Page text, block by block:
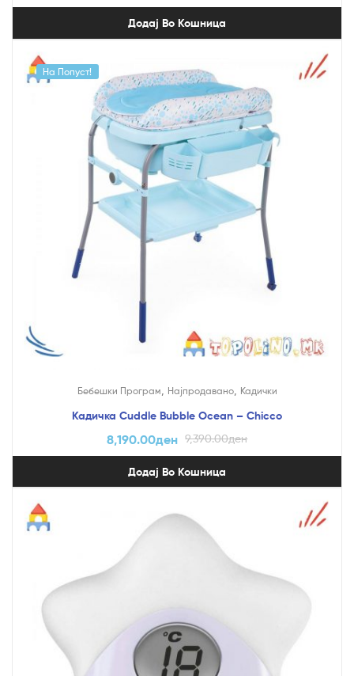
Додај Во Кошница
На Попуст!
Бебешки Програм Најпродавано, Кадички
Кадичка Cuddle Bubble Ocean – Chicco
9,390.00ден
8,190.00ден
Додај Во Кошница